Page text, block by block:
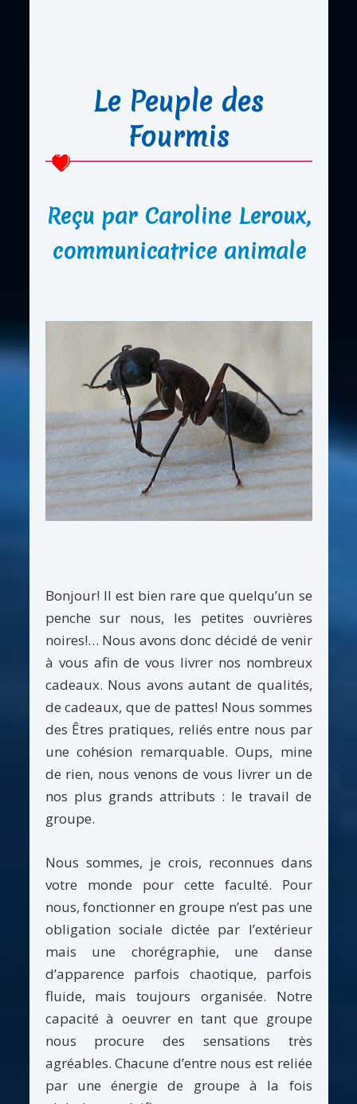
Le Peuple des
Fourmis
Reçu par Caroline Leroux,
communicatrice animale
Bonjour! Il est bien rare que quelqu’un se
penche sur nous, les petites ouvrières
noires!… Nous avons donc décidé de venir
à vous afin de vous livrer nos nombreux
cadeaux. Nous avons autant de qualités,
de cadeaux, que de pattes! Nous sommes
des Êtres pratiques, reliés entre nous par
une cohésion remarquable. Oups, mine
de rien, nous venons de vous livrer un de
nos plus grands attributs : le travail de
groupe.
Nous sommes, je crois, reconnues dans
votre monde pour cette faculté. Pour
nous, fonctionner en groupe n’est pas une
obligation sociale dictée par l’extérieur
mais une chorégraphie, une danse
d’apparence parfois chaotique, parfois
fluide, mais toujours organisée. Notre
capacité à oeuvrer en tant que groupe
nous procure des sensations très
agréables. Chacune d’entre nous est reliée
par une énergie de groupe à la fois